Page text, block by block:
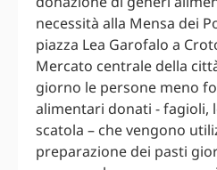
necessità alla Mensa dei
piazza Lea Garofalo a
Mercato centrale della
giorno le persone meno
alimentari donati - fagioli,
scatola – che vengono
preparazione dei pasti